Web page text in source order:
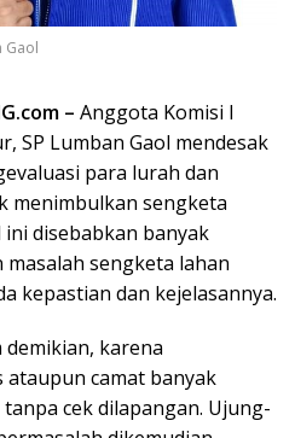
Gaol
– Anggota Komisi I
SP Lumban Gaol mendesak
para lurah dan
menimbulkan sengketa
disebabkan banyak
sengketa lahan
kepastian dan kejelasannya.
demikian, karena
ataupun camat banyak
cek dilapangan. Ujung-